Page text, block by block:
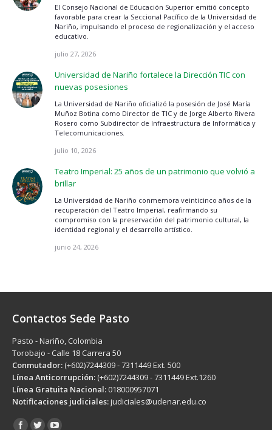
El Consejo Nacional de Educación Superior emitió concepto
favorable para crear la Seccional Pacífico de la Universidad de
Nariño, impulsando el proceso de regionalización y el acceso
educativo.
julio 27, 2026
Universidad de Nariño fortalece la Dirección TIC con
nuevas posesiones
La Universidad de Nariño oficializó la posesión de José María
Muñoz Botina como Director de TIC y de Jorge Alberto Rivera
Rosero como Subdirector de Infraestructura de Informática y
Telecomunicaciones.
julio 10, 2026
Teatro Imperial: 25 años de un patrimonio que volvió a
brillar
La Universidad de Nariño conmemora veinticinco años de la
recuperación del Teatro Imperial, reafirmando su
compromiso con la preservación del patrimonio cultural, la
identidad regional y el desarrollo artístico.
junio 24, 2026
Contactos Sede Pasto
Pasto - Nariño, Colombia
Torobajo - Calle 18 Carrera 50
Conmutador: (+602)7244309 - 7311449 Ext. 500
Línea Anticorrupción: (+602)7244309 - 7311449 Ext.1260
Línea Gratuita Nacional: 018000957071
Notificaciones judiciales:judiciales@udenar.edu.co
Encuéntranos en: